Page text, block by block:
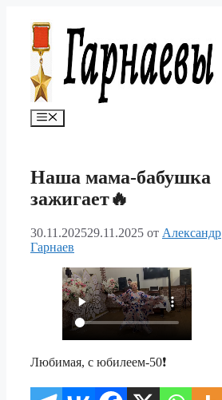
содержимому
Меню
Наша мама-бабушка
зажигает🔥
30.11.202529.11.2025 от Александр
Гарнаев
Любимая, с юбилеем-50❗️